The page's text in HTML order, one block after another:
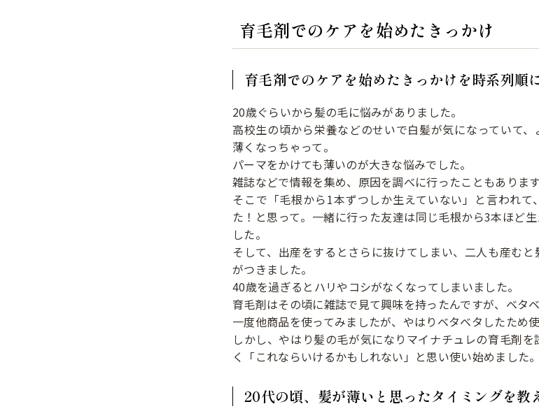
育毛剤でのケアを始めたきっかけ
育毛剤でのケアを始めたきっかけを時系列順
20歳ぐらいから髪の毛に悩みがありました。
高校生の頃から栄養などのせいで白髪が気になっていて
薄くなっちゃって。
パーマをかけても薄いのが大きな悩みでした。
雑誌などで情報を集め、原因を調べに行ったこともあります
そこで「毛根から1本ずつしか生えていない」と言われ
た！と思って。一緒に行った友達は同じ毛根から3本ほど
した。
そして、出産をするとさらに抜けてしまい、二人も産む
がつきました。
40歳を過ぎるとハリやコシがなくなってしまいました。
育毛剤はその頃に雑誌で見て興味を持ったんですが、ベタ
一度他商品を使ってみましたが、やはりベタベタしたため
しかし、やはり髪の毛が気になりマイナチュレの育毛剤
く「これならいけるかもしれない」と思い使い始めました。
20代の頃、髪が薄いと思ったタイミングを教